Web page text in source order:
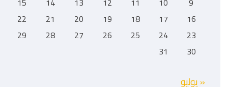
16
17
18
19
20
21
22
23
24
25
26
27
28
29
30
31
« يوليو